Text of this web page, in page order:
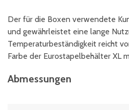
Der für die Boxen verwendete
und gewährleistet eine lange
Temperaturbeständigkeit reicht
Farbe der Eurostapelbehälter XL
Abmessungen